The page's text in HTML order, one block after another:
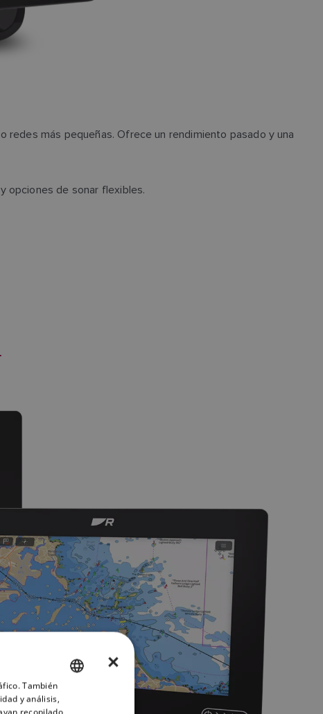
redes más pequeñas. Ofrece un rendimiento pasado y una
opciones de sonar flexibles.
×
También
y análisis,